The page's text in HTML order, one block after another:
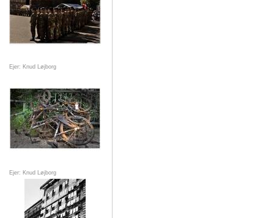
Ejer: Knud Løjborg
Ejer: Knud Løjborg